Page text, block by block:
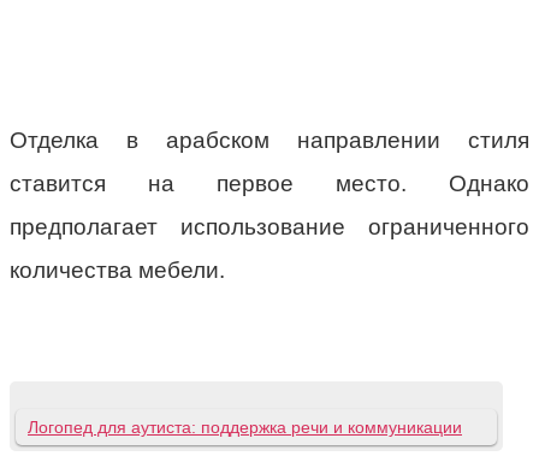
Отделка в арабском направлении стиля
ставится на первое место. Однако
предполагает использование ограниченного
количества мебели.
Логопед для аутиста: поддержка речи и коммуникации